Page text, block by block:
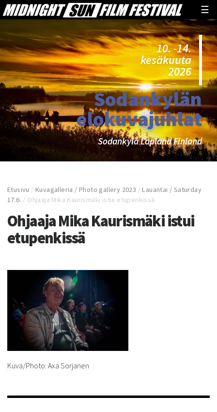
☰
10. -14.
kesäkuuta
2026
Sodankylän
elokuvajuhlat
Sodankylä Lapland Finland
Etusivu /Kuvagalleria / Photo gallery 2023 /Lauantai / Saturday
17.6. / Ohjaaja Mika Kaurismäki istui etupenkissä
Ohjaaja Mika Kaurismäki istui
etupenkissä
Kuva/Photo: Axa Sorjanen